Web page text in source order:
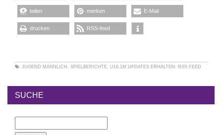
teilen merken E-Mail
drucken RSS-feed
JUGEND MÄNNLICH , SPIELBERICHTE, U16.1M UPDATES ERHALTEN: RSS FEED
SUCHE